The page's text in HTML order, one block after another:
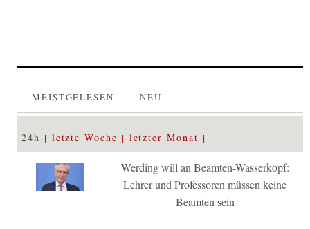
MEISTGELESEN NEU
24h letzte Woche letzter Monat
Werding will an Beamten-Wasserkopf:
Lehrer und Professoren müssen keine
Beamten sein